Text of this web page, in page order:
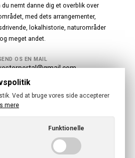
du nemt danne dig et overblik over
med dets arrangementer,
lokalhistorie, naturområder
og meget andet.
OS EN MAIL
Følg os
Ved at bruge vores side accepterer
mere
Funktionelle